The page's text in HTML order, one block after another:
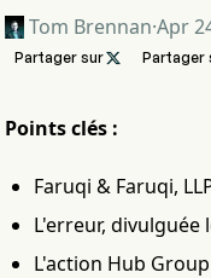
Tom Brennan·Apr
Partager sur Partager
Points clés :
Faruqi & Faruqi,
L'erreur,
L'action Hub